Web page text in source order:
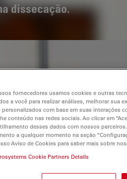
dissecação.
fornecedores usamos cookies e outras
a você para realizar análises, melhorar sua
com base em suas interações
conteúdo nas redes sociais. Ao clicar em
desses dados com nossos
a qualquer momento na seção
Aviso de Cookies para saber mais sobre
Cookie Partners Details